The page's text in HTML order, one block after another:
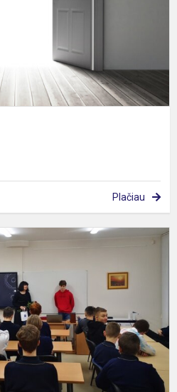
Plačiau